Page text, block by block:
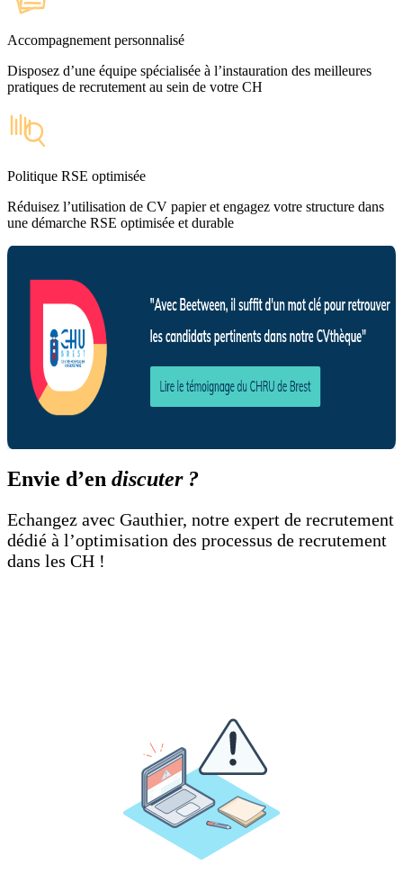
Accompagnement personnalisé
Disposez d’une équipe spécialisée à l’instauration des meilleures
pratiques de recrutement au sein de votre CH
Politique RSE optimisée
Réduisez l’utilisation de CV papier et engagez votre structure dans
une démarche RSE optimisée et durable
Envie d’en discuter ?
Echangez avec Gauthier, notre expert de recrutement
dédié à l’optimisation des processus de recrutement
dans les CH !